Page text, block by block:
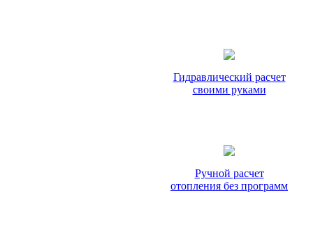
Гидравлический расчет
своими руками
Ручной расчет
отопления без программ